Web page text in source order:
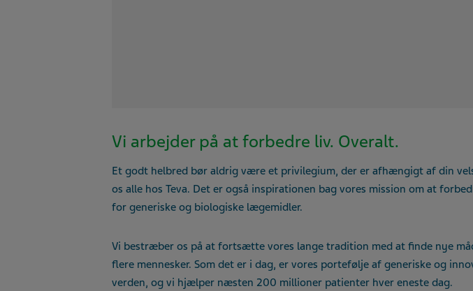
Vi arbejder på at forbedre liv. Overalt.
Et godt helbred bør aldrig være et privilegium, der er afhængigt af din
os alle hos Teva. Det er også inspirationen bag vores mission om at
for generiske og biologiske lægemidler.
Vi bestræber os på at fortsætte vores lange tradition med at finde nye
flere mennesker. Som det er i dag, er vores portefølje af generiske og
verden, og vi hjælper næsten 200 millioner patienter hver eneste dag.